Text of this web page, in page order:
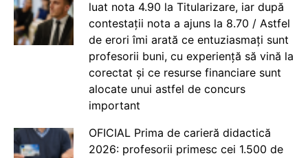
luat nota 4.90 la Titularizare, iar după
contestații nota a ajuns la 8.70 / Astfel
de erori îmi arată ce entuziasmați sunt
profesorii buni, cu experiență să vină la
corectat și ce resurse financiare sunt
alocate unui astfel de concurs
important
OFICIAL Prima de carieră didactică
2026: profesorii primesc cei 1.500 de